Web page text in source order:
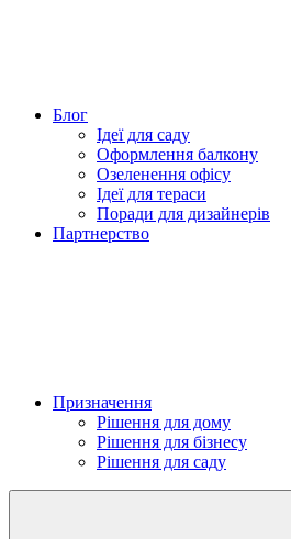
Блог
Ідеї для саду
Оформлення балкону
Озеленення офісу
Ідеї для тераси
Поради для дизайнерів
Партнерство
Призначення
Рішення для дому
Рішення для бізнесу
Рішення для саду